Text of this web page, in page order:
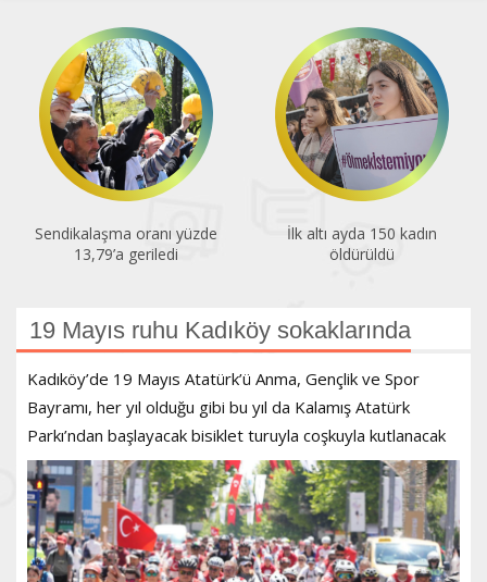
Sendikalaşma oranı yüzde
13,79’a geriledi
İlk altı ayda 150 kadın
öldürüldü
19 Mayıs ruhu Kadıköy sokaklarında
Kadıköy’de 19 Mayıs Atatürk’ü Anma, Gençlik ve Spor
Bayramı, her yıl olduğu gibi bu yıl da Kalamış Atatürk
Parkı’ndan başlayacak bisiklet turuyla coşkuyla kutlanacak